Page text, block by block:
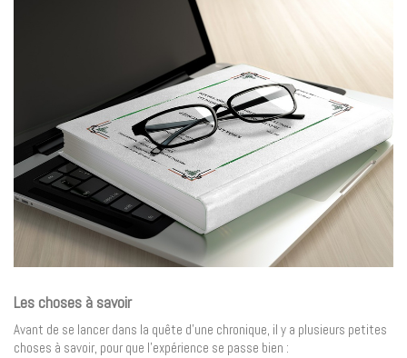
Les choses à savoir
Avant de se lancer dans la quête d’une chronique, il y a plusieurs petites
choses à savoir, pour que l’expérience se passe bien :